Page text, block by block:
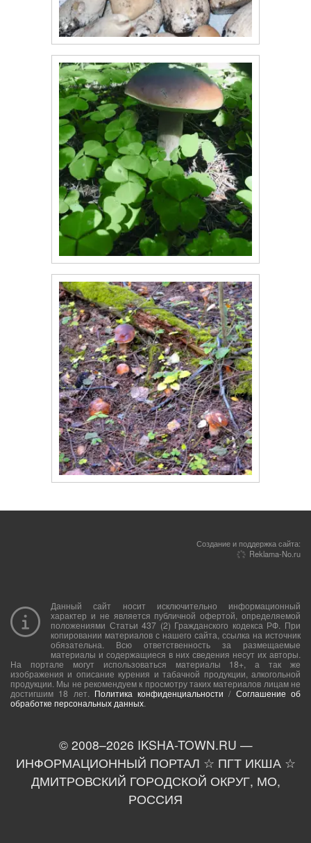
Создание и поддержка сайта:
Reklama-No.ru
Данный сайт носит исключительно информационный
характер и не является публичной офертой, определяемой
положениями Статьи 437 (2) Гражданского кодекса РФ. При
копировании материалов с нашего сайта, ссылка на источник
обязательна. Всю ответственность за размещаемые
материалы и содержащиеся в них сведения несут их авторы.
На портале могут использоваться материалы 18+, а так же
изображения и описание курения и табачной продукции, алкогольной
продукции. Мы не рекомендуем к просмотру таких материалов лицам не
достигшим 18 лет. Политика конфиденциальности / Соглашение об
обработке персональных данных.
© 2008–2026 IKSHA-TOWN.RU —
ИНФОРМАЦИОННЫЙ ПОРТАЛ ☆ ПГТ ИКША ☆
ДМИТРОВСКИЙ ГОРОДСКОЙ ОКРУГ, МО,
РОССИЯ